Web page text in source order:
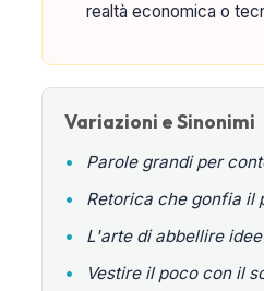
realtà economica o
Variazioni e Sinonimi
•
Parole grandi per
•
Retorica che gonfia il
•
L'arte di abbellire
•
Vestire il poco con il